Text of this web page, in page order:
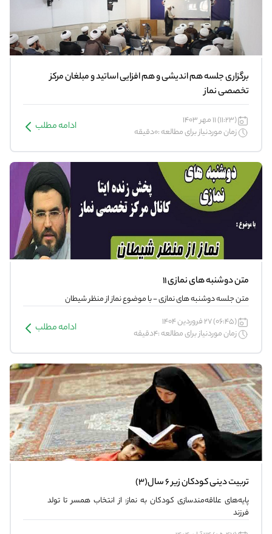
برگزاری جلسه هم اندیشی و هم افزایی اساتید و مبلغان مرکز
تخصصی نماز
(11:23) 11 مهر 1403
زمان موردنیاز برای مطالعه :0دقیقه
ادامه مطلب
متن دوشنبه های نمازی 11
متن جلسه دوشنبه های نمازی - با موضوع نماز از منظر شیطان
(06:45) 27 فروردین 1404
زمان موردنیاز برای مطالعه :4دقیقه
ادامه مطلب
تربیت دینی کودکان زیر 6 سال(3)
پایه‌های علاقه‌مندسازی کودکان به نماز: از انتخاب همسر تا تولد
فرزند